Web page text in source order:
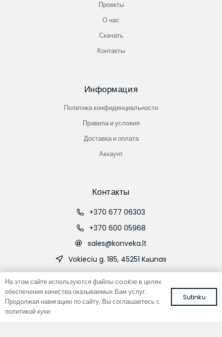
Проекты
О нас
Скачать
Контакты
Информация
Политика конфиденциальности
Правила и условия
Доставка и оплата
Аккаунт
Контакты
+370 677 06303
+370 600 05968
sales@konveka.lt
Vokieciu g. 185, 45251 Kаunas
На этом сайте используются файлы cookie в целях
обеспечения качества оказываемых Вам услуг.
Продолжая навигацию по сайту, Вы соглашаетесь с
политикой куки.
Sutinku